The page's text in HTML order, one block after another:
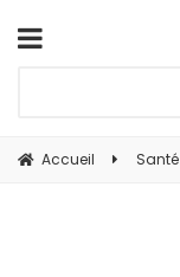
Accueil Santé